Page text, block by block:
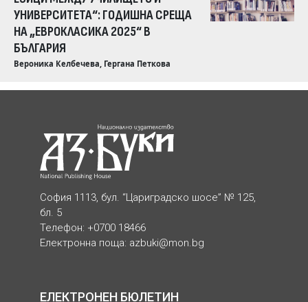
УНИВЕРСИТЕТА“: ГОДИШНА СРЕЩА
НА „ЕВРОКЛАСИКА 2025“ В
БЪЛГАРИЯ
Вероника Келбечева, Гергана Петкова
София 1113, бул. “Цариградско шосе” № 125,
бл. 5
Телефон: +0700 18466
Електронна поща: azbuki@mon.bg
ЕЛЕКТРОНЕН БЮЛЕТИН